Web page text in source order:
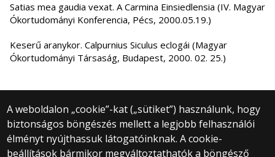
Satias mea gaudia vexat. A Carmina Einsiedlensia (IV. Magyar
Ókortudományi Konferencia, Pécs, 2000.05.19.)
Keserű aranykor. Calpurnius Siculus eclogái (Magyar
Ókortudományi Társaság, Budapest, 2000. 02. 25.)
A weboldalon „cookie”-kat („sütiket”) használunk, hogy
biztonságos böngészés mellett a legjobb felhasználói
élményt nyújthassuk látogatóinknak. A cookie-
beállítások bármikor megváltoztathatók a böngésző
© 2025 Eötvös Loránd Tudományegyetem
Minden jog fenntartva.
1053 Budapest, Egyetem tér 1–3.